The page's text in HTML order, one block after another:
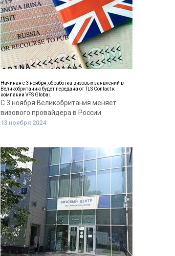
Начиная с 3 ноября, обработка визовых заявлений в
Великобританию будет передана от TLS Contact к
компании VFS Global.
С 3 ноября Великобритания меняет
визового провайдера в России
13 ноября 2024